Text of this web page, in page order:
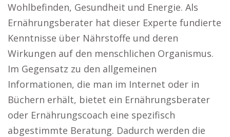
Wohlbefinden, Gesundheit und Energie. Als
Ernährungsberater hat dieser Experte fundierte
Kenntnisse über Nährstoffe und deren
Wirkungen auf den menschlichen Organismus.
Im Gegensatz zu den allgemeinen
Informationen, die man im Internet oder in
Büchern erhält, bietet ein Ernährungsberater
oder Ernährungscoach eine spezifisch
abgestimmte Beratung. Dadurch werden die